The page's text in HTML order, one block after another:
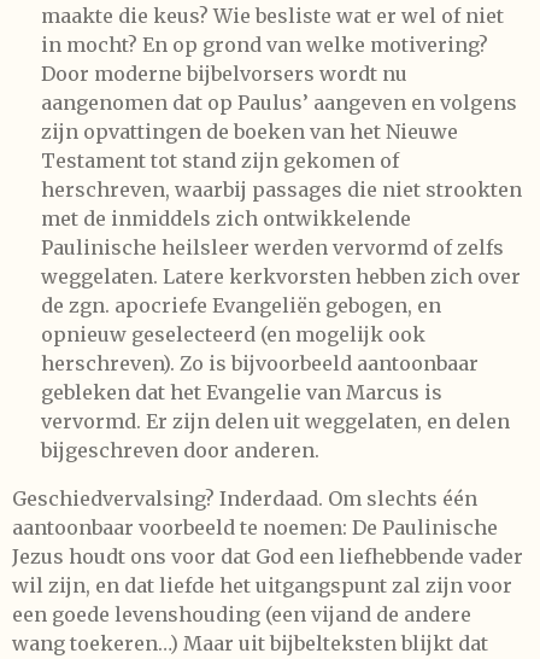
maakte die keus? Wie besliste wat er wel of niet
in mocht? En op grond van welke motivering?
Door moderne bijbelvorsers wordt nu
aangenomen dat op Paulus’ aangeven en volgens
zijn opvattingen de boeken van het Nieuwe
Testament tot stand zijn gekomen of
herschreven, waarbij passages die niet strookten
met de inmiddels zich ontwikkelende
Paulinische heilsleer werden vervormd of zelfs
weggelaten. Latere kerkvorsten hebben zich over
de zgn. apocriefe Evangeliën gebogen, en
opnieuw geselecteerd (en mogelijk ook
herschreven). Zo is bijvoorbeeld aantoonbaar
gebleken dat het Evangelie van Marcus is
vervormd. Er zijn delen uit weggelaten, en delen
bijgeschreven door anderen.
Geschiedvervalsing? Inderdaad. Om slechts één
aantoonbaar voorbeeld te noemen: De Paulinische
Jezus houdt ons voor dat God een liefhebbende vader
wil zijn, en dat liefde het uitgangspunt zal zijn voor
een goede levenshouding (een vijand de andere
wang toekeren…) Maar uit bijbelteksten blijkt dat